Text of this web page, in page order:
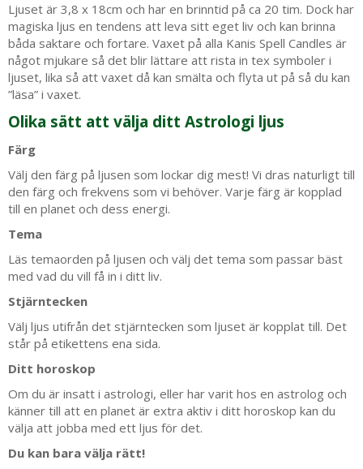
Ljuset är 3,8 x 18cm och har en brinntid på ca 20 tim. Dock har
magiska ljus en tendens att leva sitt eget liv och kan brinna
båda saktare och fortare. Vaxet på alla Kanis Spell Candles är
något mjukare så det blir lättare att rista in tex symboler i
ljuset, lika så att vaxet då kan smälta och flyta ut på så du kan
”läsa” i vaxet.
Olika sätt att välja ditt Astrologi ljus
Färg
Välj den färg på ljusen som lockar dig mest! Vi dras naturligt till
den färg och frekvens som vi behöver. Varje färg är kopplad
till en planet och dess energi.
Tema
Läs temaorden på ljusen och välj det tema som passar bäst
med vad du vill få in i ditt liv.
Stjärntecken
Välj ljus utifrån det stjärntecken som ljuset är kopplat till. Det
står på etikettens ena sida.
Ditt horoskop
Om du är insatt i astrologi, eller har varit hos en astrolog och
känner till att en planet är extra aktiv i ditt horoskop kan du
välja att jobba med ett ljus för det.
Du kan bara välja rätt!